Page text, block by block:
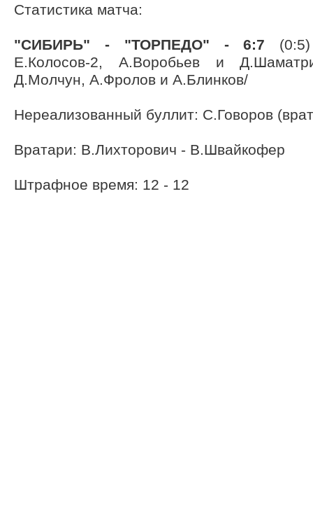
Статистика матча:
"СИБИРЬ" - "ТОРПЕДО" - 6:7
Е.Колосов-2, А.Воробьев и
Д.Молчун, А.Фролов и А.Блинков/
Нереализованный буллит: С.Говоров
Вратари: В.Лихторович - В.Швайкофер
Штрафное время: 12 - 12